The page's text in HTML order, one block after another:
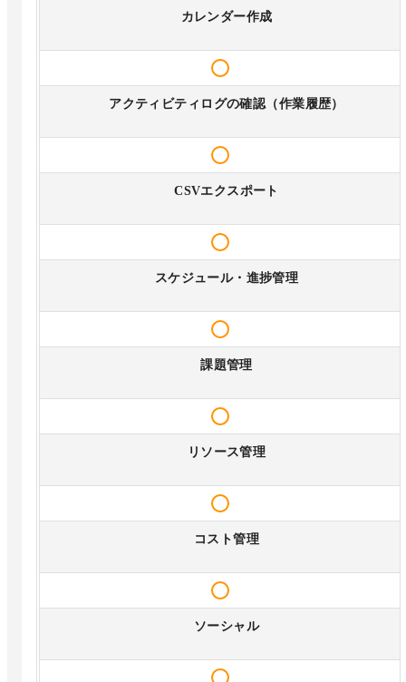
カレンダー作成
アクティビティログの確認（作業履歴）
CSVエクスポート
スケジュール・進捗管理
課題管理
リソース管理
コスト管理
ソーシャル